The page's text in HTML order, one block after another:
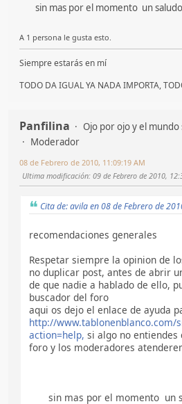
sin mas por el momento un saludo
A 1 persona le gusta esto.
Siempre estarás en mí
TODO DA IGUAL YA NADA IMPORTA,
Panfilina
Ojo por ojo y el mundo
Moderador
08 de Febrero de 2010, 11:09:19 AM
Ultima modificación: 09 de Febrero de 2010,
Cita de: avila en 08 de Febrero de
recomendaciones generales
Respetar siempre la opinion de
no duplicar post, antes de abrir
de que nadie a hablado de ello,
buscador del foro
aqui os dejo el enlace de ayuda
http://www.tablonenblanco.com/
action=help, si algo no
foro y los moderadores
sin mas por el momento un